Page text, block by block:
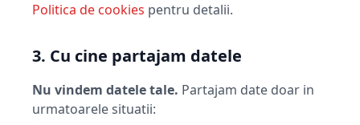
Politica de cookies pentru detalii.
3. Cu cine partajam datele
Nu vindem datele tale. Partajam date doar in
urmatoarele situatii: